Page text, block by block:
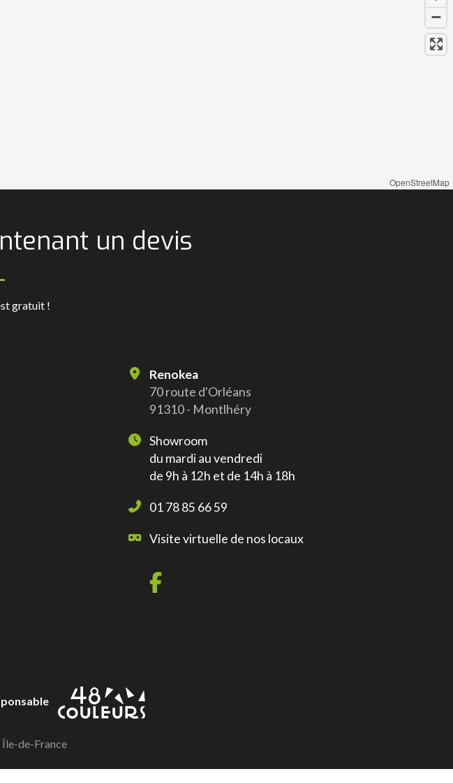
OpenStreetMap
un devis
gratuit !
Renokea
70 route d'Orléans
91310 - Montlhéry
Showroom
du mardi au vendredi
de 9h à 12h et de 14h à 18h
01 78 85 66 59
Visite virtuelle de nos locaux
Île-de-France